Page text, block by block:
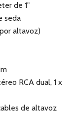
de 1"
seda
altavoz)
RCA dual, 1 x
de altavoz